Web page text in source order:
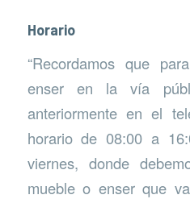
Horario
“Recordamos que
enser en la vía
anteriormente en el
horario de 08:00 a
viernes, donde
mueble o enser que